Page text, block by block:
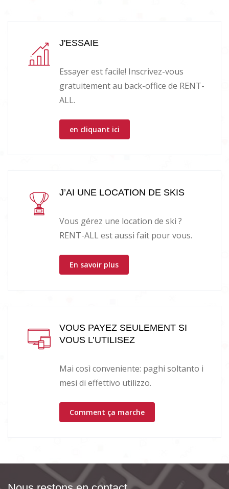
J'ESSAIE
Essayer est facile! Inscrivez-vous
gratuitement au back-office de RENT-
ALL.
en cliquant ici
J’AI UNE LOCATION DE SKIS
Vous gérez une location de ski ?
RENT-ALL est aussi fait pour vous.
En savoir plus
VOUS PAYEZ SEULEMENT SI
VOUS L’UTILISEZ
Mai così conveniente: paghi soltanto i
mesi di effettivo utilizzo.
Comment ça marche